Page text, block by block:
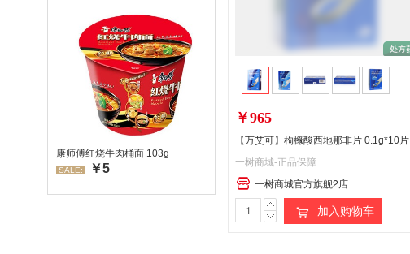
康师傅红烧牛肉桶面 103g
SALE: ￥5
￥965
【万艾可】枸橼酸西地那非片 0.1g*10片
一树商城-正品保障
一树商城官方旗舰2店
加入购物车